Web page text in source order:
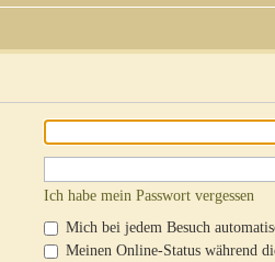
Ich habe mein Passwort vergessen
Mich bei jedem Besuch
Meinen Online-Status während